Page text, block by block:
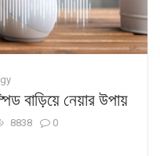
বাড়িয়ে নেয়ার উপায়
8838 0